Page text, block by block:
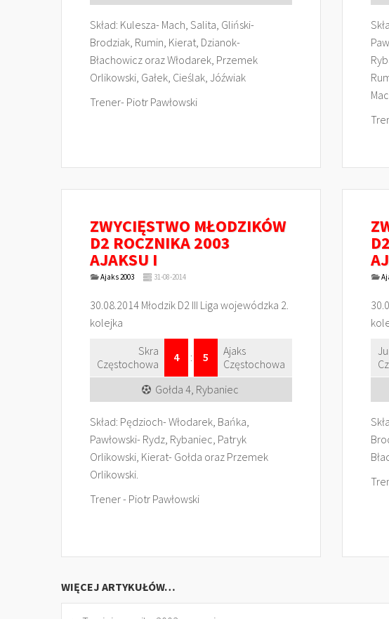
Skład: Kulesza- Mach, Salita, Gliński-
Brodziak, Rumin, Kierat, Dzianok-
Błachowicz oraz Włodarek, Przemek
Orlikowski, Gałek, Cieślak, Jóźwiak
Trener- Piotr Pawłowski
ZWYCIĘSTWO MŁODZIKÓW
D2 ROCZNIKA 2003
AJAKSU I
Ajaks 2003 31-08-2014
30.08.2014 Młodzik D2 III Liga wojewódzka 2.
kolejka
Skra
Częstochowa
4 : 5
Ajaks
Częstochowa
Gołda 4, Rybaniec
Skład: Pędzioch- Włodarek, Bańka,
Pawłowski- Rydz, Rybaniec, Patryk
Orlikowski, Kierat- Gołda oraz Przemek
Orlikowski.
Trener - Piotr Pawłowski
WIĘCEJ ARTYKUŁÓW…